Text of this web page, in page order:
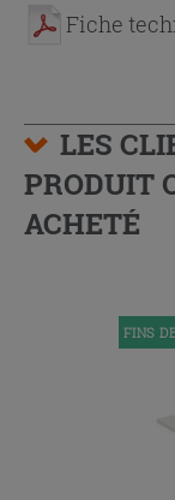
Fiche
LES
PRODUIT
ACHETÉ
FINS